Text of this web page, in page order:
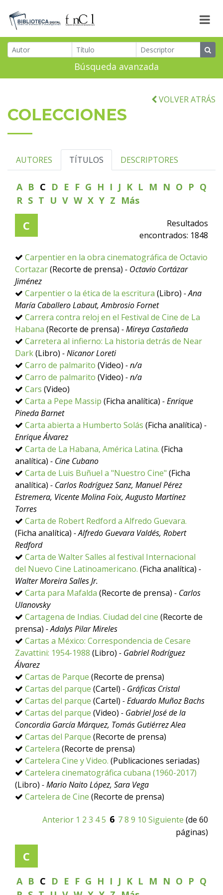
Búsqueda avanzada
VOLVER ATRÁS
COLECCIONES
AUTORES TÍTULOS DESCRIPTORES
A B C D E F G H I J K L M N O P Q
R S T U V W X Y Z Más
C
Resultados
encontrados: 1848
Carpentier en la obra cinematográfica de Octavio
Cortazar(Recorte de prensa) - Octavio Cortázar
Jiménez
Carpentier o la ética de la escritura (Libro) - Ana
María Caballero Labaut, Ambrosio Fornet
Carrera contra reloj en el Festival de Cine de La
Habana (Recorte de prensa) - Mireya Castañeda
Carretera al infierno: La historia detrás de Near
Dark(Libro) - Nicanor Loreti
Carro de palmarito (Video) - n/a
Carro de palmarito (Video) - n/a
Cars (Video)
Carta a Pepe Massip (Ficha analítica) - Enrique
Pineda Barnet
Carta abierta a Humberto Solás (Ficha analítica) -
Enrique Álvarez
Carta de La Habana, América Latina. (Ficha
analítica) - Cine Cubano
Carta de Luis Buñuel a "Nuestro Cine" (Ficha
analítica) - Carlos Rodríguez Sanz, Manuel Pérez
Estremera, Vicente Molina Foix, Augusto Martínez
Torres
Carta de Robert Redford a Alfredo Guevara.
(Ficha analítica) - Alfredo Guevara Valdés, Robert
Redford
Carta de Walter Salles al festival Internacional
del Nuevo Cine Latinoamericano. (Ficha analítica) -
Walter Moreira Salles Jr.
Carta para Mafalda (Recorte de prensa) - Carlos
Ulanovsky
Cartagena de Indias. Ciudad del cine (Recorte de
prensa) - Adalys Pilar Mireles
Cartas a México: Correspondencia de Cesare
Zavattini: 1954-1988 (Libro) - Gabriel Rodríguez
Álvarez
Cartas de Parque (Recorte de prensa)
Cartas del parque (Cartel) - Gráficas Cristal
Cartas del parque (Cartel) - Eduardo Muñoz Bachs
Cartas del parque (Video) - Gabriel José de la
Concordia García Márquez, Tomás Gutiérrez Alea
Cartas del Parque (Recorte de prensa)
Cartelera (Recorte de prensa)
Cartelera Cine y Video. (Publicaciones seriadas)
Cartelera cinematográfica cubana (1960-2017)
(Libro) - Mario Naito López, Sara Vega
Cartelera de Cine (Recorte de prensa)
Anterior 1 2 3 45 6 78 9 10 Siguiente (de 60
páginas)
C
A B C D E F G H I J K L M N O P Q